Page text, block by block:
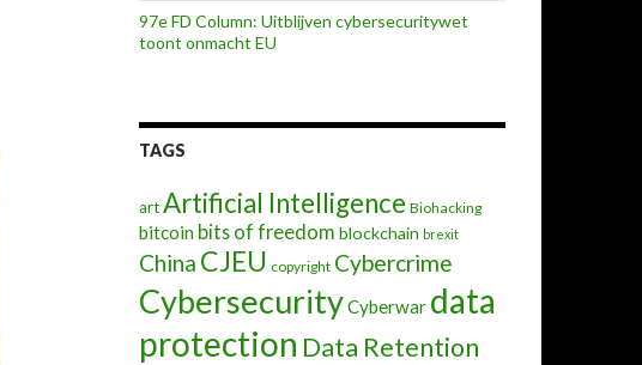
97e FD Column: Uitblijven cybersecuritywet
toont onmacht EU
TAGS
artArtificial Intelligence Biohacking
bitcoin bits of freedom blockchain brexit
China CJEU copyright Cybercrime
CybersecurityCyberwar data
protection Data Retention